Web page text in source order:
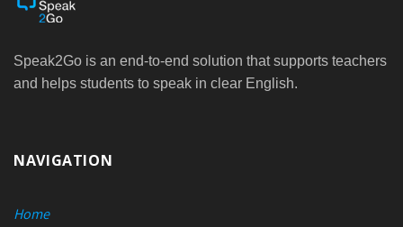
Speak2Go is an end-to-end solution that supports teachers
and helps students to speak in clear English.
NAVIGATION
Home